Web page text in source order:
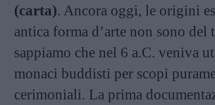
(carta). Ancora oggi, le origini
antica forma d’arte non sono del
sappiamo che nel 6 a.C. veniva
monaci buddisti per scopi
cerimoniali. La prima